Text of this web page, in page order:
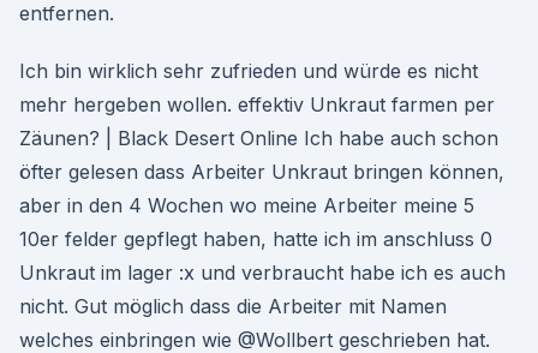
entfernen.
Ich bin wirklich sehr zufrieden und würde es nicht
mehr hergeben wollen. effektiv Unkraut farmen per
Zäunen? | Black Desert Online Ich habe auch schon
öfter gelesen dass Arbeiter Unkraut bringen können,
aber in den 4 Wochen wo meine Arbeiter meine 5
10er felder gepflegt haben, hatte ich im anschluss 0
Unkraut im lager :x und verbraucht habe ich es auch
nicht. Gut möglich dass die Arbeiter mit Namen
welches einbringen wie @Wollbert geschrieben hat.